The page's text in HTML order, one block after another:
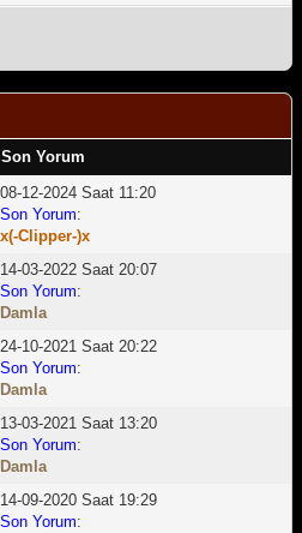
Son Yorum
08-12-2024 Saat 11:20
Son Yorum:
x(-Clipper-)x
14-03-2022 Saat 20:07
Son Yorum:
Damla
24-10-2021 Saat 20:22
Son Yorum:
Damla
13-03-2021 Saat 13:20
Son Yorum:
Damla
14-09-2020 Saat 19:29
Son Yorum: